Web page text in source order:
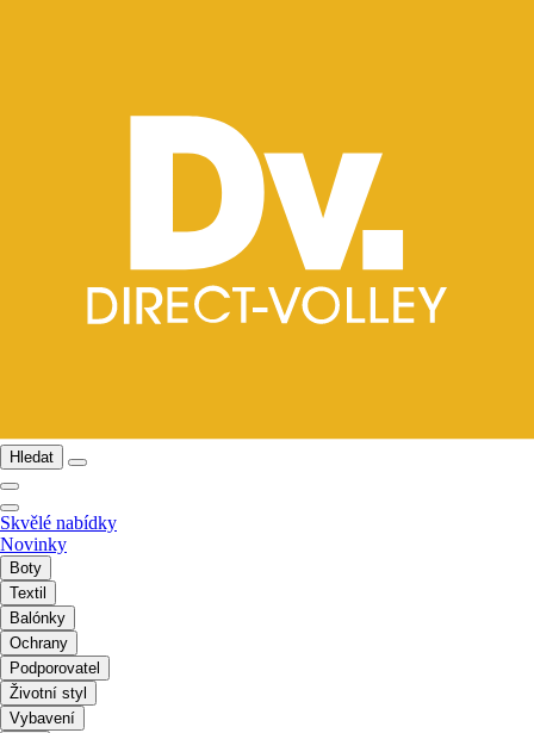
Hledat
Skvělé nabídky
Novinky
Boty
Textil
Balónky
Ochrany
Podporovatel
Životní styl
Vybavení